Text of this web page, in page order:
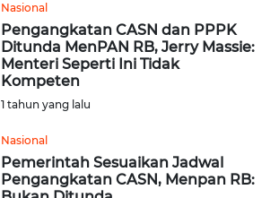
Nasional
Pengangkatan CASN dan PPPK
Ditunda MenPAN RB, Jerry Massie:
Menteri Seperti Ini Tidak
Kompeten
1 tahun yang lalu
Nasional
Pemerintah Sesuaikan Jadwal
Pengangkatan CASN, Menpan RB: